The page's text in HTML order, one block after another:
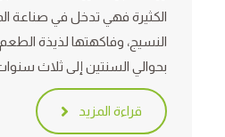
الكثيرة فهي تدخل في صناعة
النسيج، وفاكهتها لذيذة
بحوالي السنتين إلى ثلاث
قراءة المزيد